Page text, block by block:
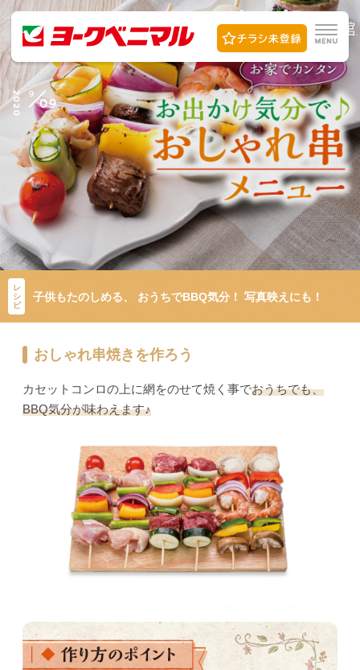
2020 9
09
レ
シ
ピ
子供もたのしめる、 おうちでBBQ気分！ 写真映えにも！
おしゃれ串焼きを作ろう
カセットコンロの上に網をのせて焼く事でおうちでも、
BBQ気分が味わえます♪